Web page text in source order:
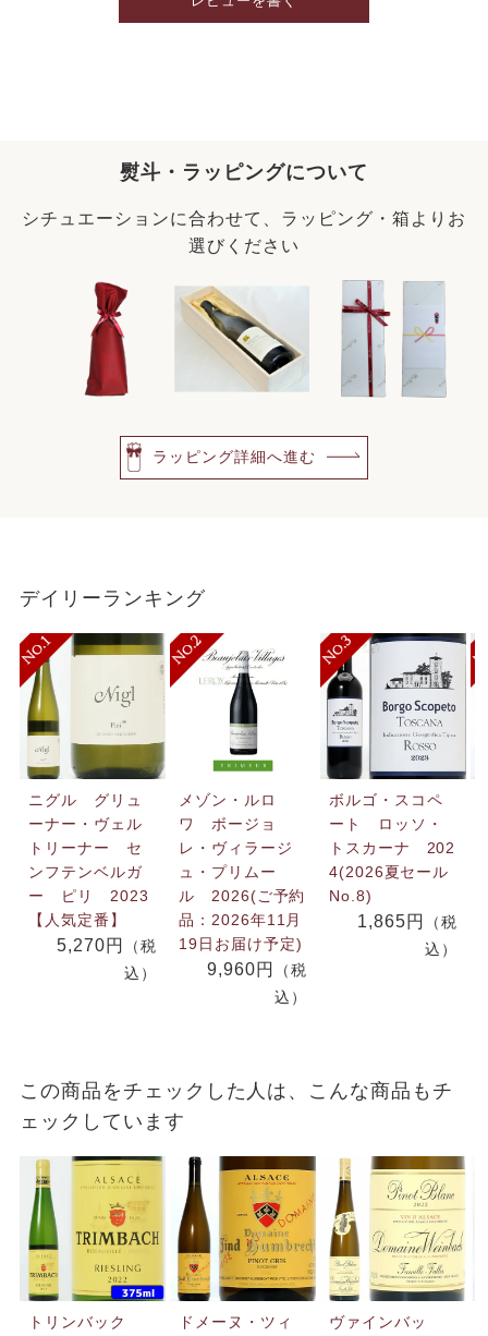
熨斗・ラッピングについて
シチュエーションに合わせて、ラッピング・箱よりお
選びください
ラッピング詳細へ進む
デイリーランキング
ニグル グリュ
ーナー・ヴェル
トリーナー セ
ンフテンベルガ
ー ピリ 2023
【人気定番】
5,270円
（税
込）
メゾン・ルロ
ワ ボージョ
レ・ヴィラージ
ュ・プリムー
ル 2026(ご予約
品：2026年11月
19日お届け予定)
9,960円
（税
込）
ボルゴ・スコペ
ート ロッソ・
トスカーナ 202
4(2026夏セール
No.8)
1,865円
（税
込）
この商品をチェックした人は、こんな商品もチ
ェックしています
トリンバック
ドメーヌ・ツィ
ヴァインバッ